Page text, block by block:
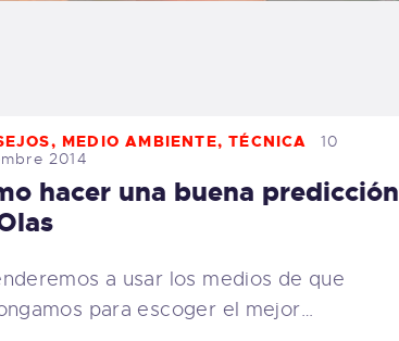
CARRITO
FAMILY
, MEDIO AMBIENTE,TÉCNICA
10
2014
hacer una buena predicción
a usar los medios de que
para escoger el mejor…